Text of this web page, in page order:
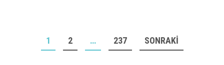
GEZINMESI
1 2 … 237 SONRAKI